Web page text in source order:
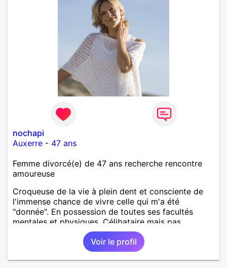
nochapi
Auxerre - 47 ans
Femme divorcé(e) de 47 ans recherche rencontre
amoureuse
Croqueuse de la vie à plein dent et consciente de
l'immense chance de vivre celle qui m'a été
"donnée". En possession de toutes ses facultés
mentales et physiques. Célibataire mais pas
solitaire, je mène une vie bien remplie. Je ne suis
pas sur ce site par dépit, ni en tant que
représentatrice de la Femme Divorcée Mal dans sa
peau. A bientôt.
Voir le profil